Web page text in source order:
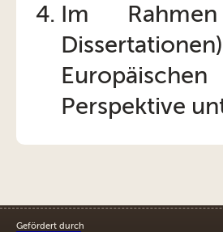
Im
Perspektive
Gefördert durch